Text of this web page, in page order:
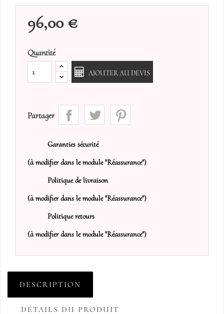
96,00 €
Quantité
AJOUTER AU DEVIS
Partager
Garanties sécurité
(à modifier dans le module "Réassurance")
Politique de livraison
(à modifier dans le module "Réassurance")
Politique retours
(à modifier dans le module "Réassurance")
DESCRIPTION
DÉTAILS DU PRODUIT